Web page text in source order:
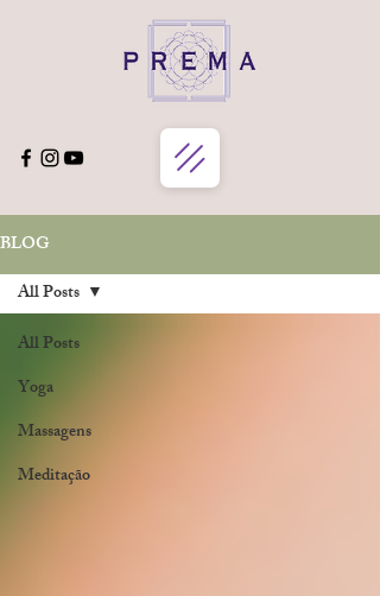
BLOG
All Posts
Yoga
Massagens
Meditação
All Posts